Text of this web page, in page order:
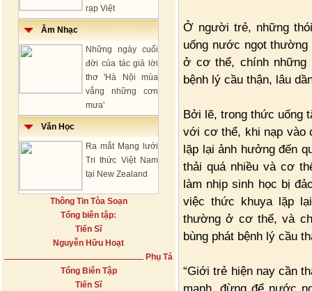
rạp Việt
Âm Nhạc
Những ngày cuối
đời của tác giả lời
thơ 'Hà Nội mùa
vắng những cơn
mưa'
Văn Học
Ra mắt Mạng lưới
Tri thức Việt Nam
tại New Zealand
Thông Tin Tòa Soạn
Tổng biên tập:
Tiến Sĩ
Nguyễn Hữu Hoạt
Phụ Tá
Tổng Biên Tập
Tiến Sĩ
Ở người trẻ, những
uống nước ngọt
ở cơ thể, chính những
bệnh lý cầu thận, lâu
Bởi lẽ, trong thức uống
với cơ thể, khi nạp vào
lặp lại ảnh hưởng đến
thải quá nhiều và cơ
làm nhịp sinh học bị
việc thức khuya lặp
thường ở cơ thể, và
bùng phát bệnh lý cầu
“Giới trẻ hiện nay cần
mạnh, đừng để nước